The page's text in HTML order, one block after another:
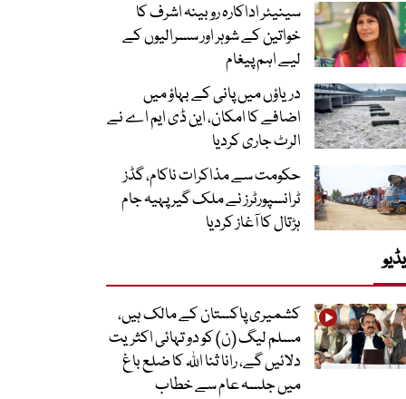
سینیئر اداکارہ روبینہ اشرف کا
خواتین کے شوہر اور سسرالیوں کے
لیے اہم پیغام
دریاؤں میں پانی کے بہاؤ میں
اضافے کا امکان، این ڈی ایم اے نے
الرٹ جاری کردیا
حکومت سے مذاکرات ناکام، گڈز
ٹرانسپورٹرز نے ملک گیر پہیہ جام
ہڑتال کا آغاز کردیا
کشمیری پاکستان کے مالک ہیں،
مسلم لیگ (ن) کو دو تہائی اکثریت
دلائیں گے، رانا ثنا اللہ کا ضلع باغ
میں جلسہ عام سے خطاب